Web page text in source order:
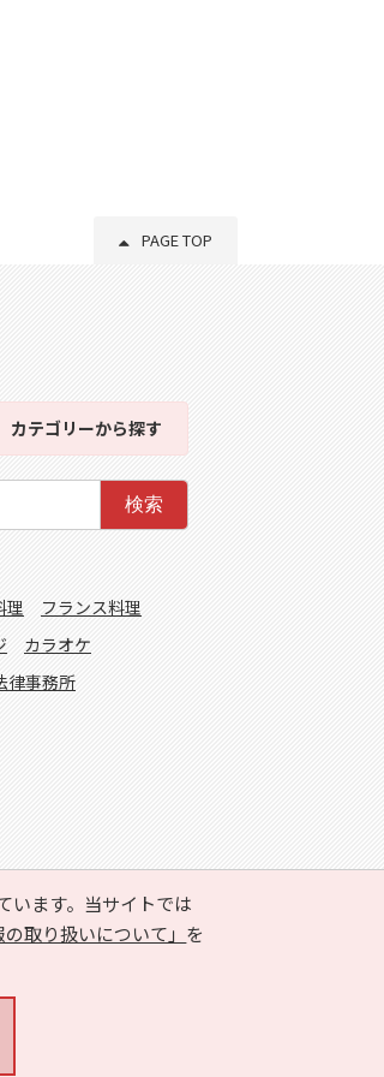
PAGE TOP
います。当サイトでは
取り扱いについて」 を
カテゴリーから探す
検索
理
フランス料理
カラオケ
律事務所